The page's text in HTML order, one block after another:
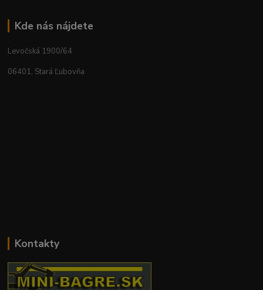
Kde nás nájdete
Levočská 1900/64
06401, Stará Ľubovňa
Kontakty